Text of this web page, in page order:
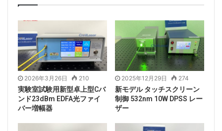
2026年3月26日 210
実験室試験用新型卓上型Cバ
ンド23dBm EDFA光ファイ
バー増幅器
2025年12月29日 274
新モデル タッチスクリーン
制御 532nm 10W DPSS レー
ザー